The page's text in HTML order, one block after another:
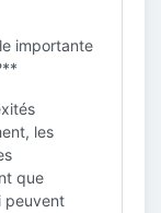
importante
les
que
peuvent